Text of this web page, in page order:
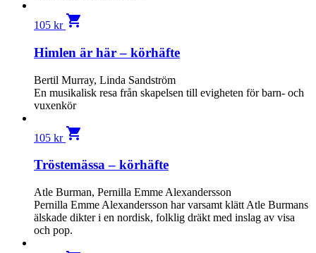
105 kr shopping_cart
Himlen är här – körhäfte
Bertil Murray, Linda Sandström
En musikalisk resa från skapelsen till evigheten för barn- och
vuxenkör
105 kr shopping_cart
Tröstemässa – körhäfte
Atle Burman, Pernilla Emme Alexandersson
Pernilla Emme Alexandersson har varsamt klätt Atle Burmans
älskade dikter i en nordisk, folklig dräkt med inslag av visa
och pop.